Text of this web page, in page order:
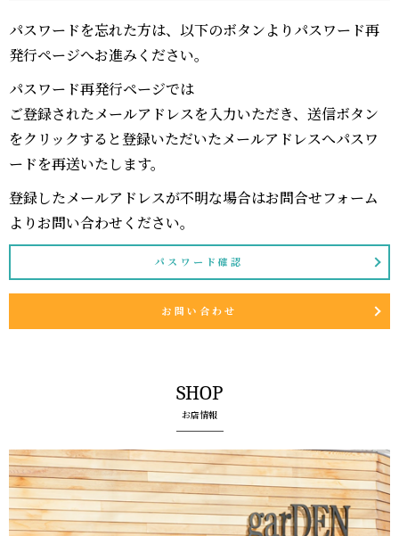
パスワードを忘れた方は、以下のボタンよりパスワード再
発行ページへお進みください。
パスワード再発行ページでは
ご登録されたメールアドレスを入力いただき、送信ボタン
をクリックすると登録いただいたメールアドレスへパスワ
ードを再送いたします。
登録したメールアドレスが不明な場合はお問合せフォーム
よりお問い合わせください。
パスワード確認
お問い合わせ
SHOP
お店情報